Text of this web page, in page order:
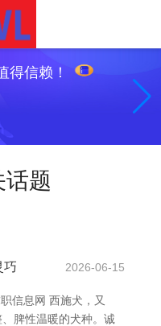
得信赖！
话题
巧 2026-06-15
信息网 西施犬，又
脾性温暖的犬种。诚